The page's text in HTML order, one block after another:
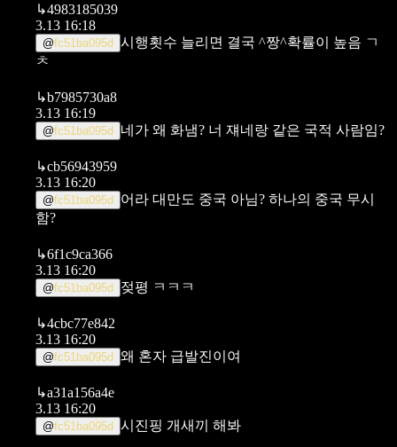
↳4983185039
3.13 16:18
@fc51ba095d 시행횟수 늘리면 결국 ^짱^확률이 높음 ㄱ
ㅊ
↳b7985730a8
3.13 16:19
@fc51ba095d 네가 왜 화냄? 너 쟤네랑 같은 국적 사람임?
↳cb56943959
3.13 16:20
@fc51ba095d
어라 대만도 중국 아님? 하나의 중국 무시
함?
↳6f1c9ca366
3.13 16:20
@fc51ba095d 젖평 ㅋㅋㅋ
↳4cbc77e842
3.13 16:20
@fc51ba095d 왜 혼자 급발진이여
↳a31a156a4e
3.13 16:20
@fc51ba095d 시진핑 개새끼 해봐